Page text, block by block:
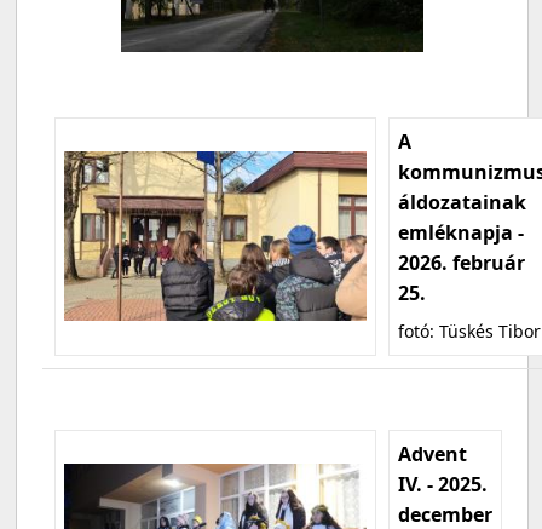
A
áldozatainak
emléknapja -
2026. február
25.
fotó: Tüskés Tibor
Advent
IV. - 2025.
december